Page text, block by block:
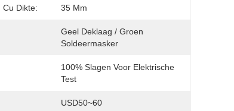
Cu Dikte: 35 Μm
Geel Deklaag / Groen
Soldeermasker
100% Slagen Voor Elektrische
Test
USD50~60